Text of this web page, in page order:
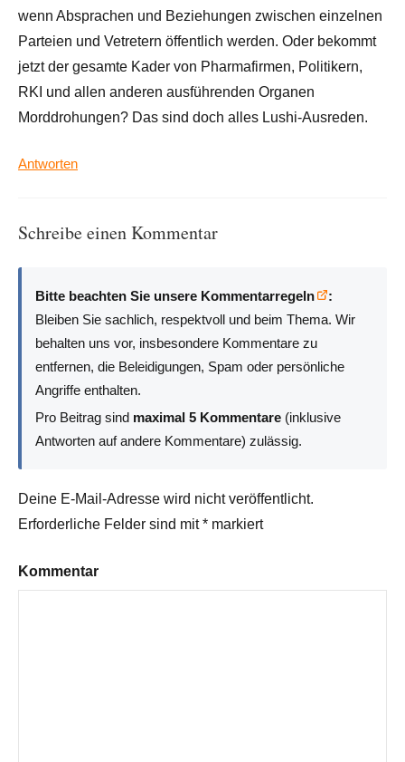
wenn Absprachen und Beziehungen zwischen einzelnen
Parteien und Vetretern öffentlich werden. Oder bekommt
jetzt der gesamte Kader von Pharmafirmen, Politikern,
RKI und allen anderen ausführenden Organen
Morddrohungen? Das sind doch alles Lushi-Ausreden.
Antworten
Schreibe einen Kommentar
Bitte beachten Sie unsere Kommentarregeln
:
Bleiben Sie sachlich, respektvoll und beim Thema. Wir
behalten uns vor, insbesondere Kommentare zu
entfernen, die Beleidigungen, Spam oder persönliche
Angriffe enthalten.
Pro Beitrag sind maximal 5 Kommentare (inklusive
Antworten auf andere Kommentare) zulässig.
Deine E-Mail-Adresse wird nicht veröffentlicht.
Erforderliche Felder sind mit* markiert
Kommentar